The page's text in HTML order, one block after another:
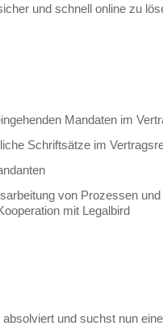
und schnell online zu
Mandaten im
Schriftsätze im
von Prozessen und
mit Legalbird
und suchst nun